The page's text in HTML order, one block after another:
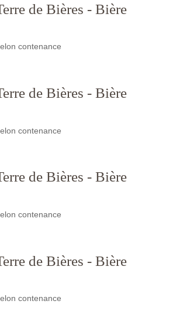
de Bières - Bière
contenance
de Bières - Bière
contenance
de Bières - Bière
contenance
de Bières - Bière
contenance